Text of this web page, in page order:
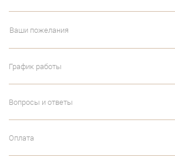
Ваши пожелания
График работы
Вопросы и ответы
Оплата